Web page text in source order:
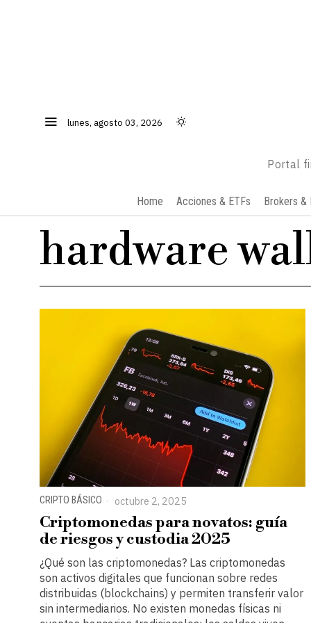
lunes, agosto 03, 2026
Portal
Home Acciones & ETFs Brokers &
hardware
CRIPTO BÁSICO octubre 2, 2025
Criptomonedas para novatos: guía
de riesgos y custodia 2025
¿Qué son las criptomonedas? Las criptomonedas
son activos digitales que funcionan sobre redes
distribuidas (blockchains) y permiten transferir valor
sin intermediarios. No existen monedas físicas ni